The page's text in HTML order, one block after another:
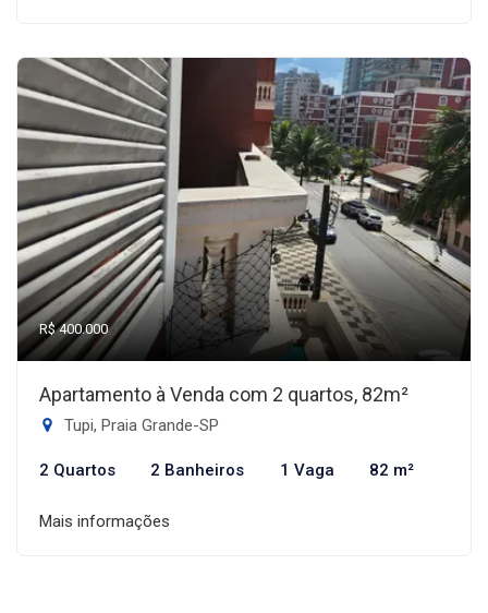
R$ 400.000
Apartamento à Venda com 2 quartos, 82m²
Tupi, Praia Grande-SP
2 Quartos 2 Banheiros 1 Vaga 82 m²
Mais informações